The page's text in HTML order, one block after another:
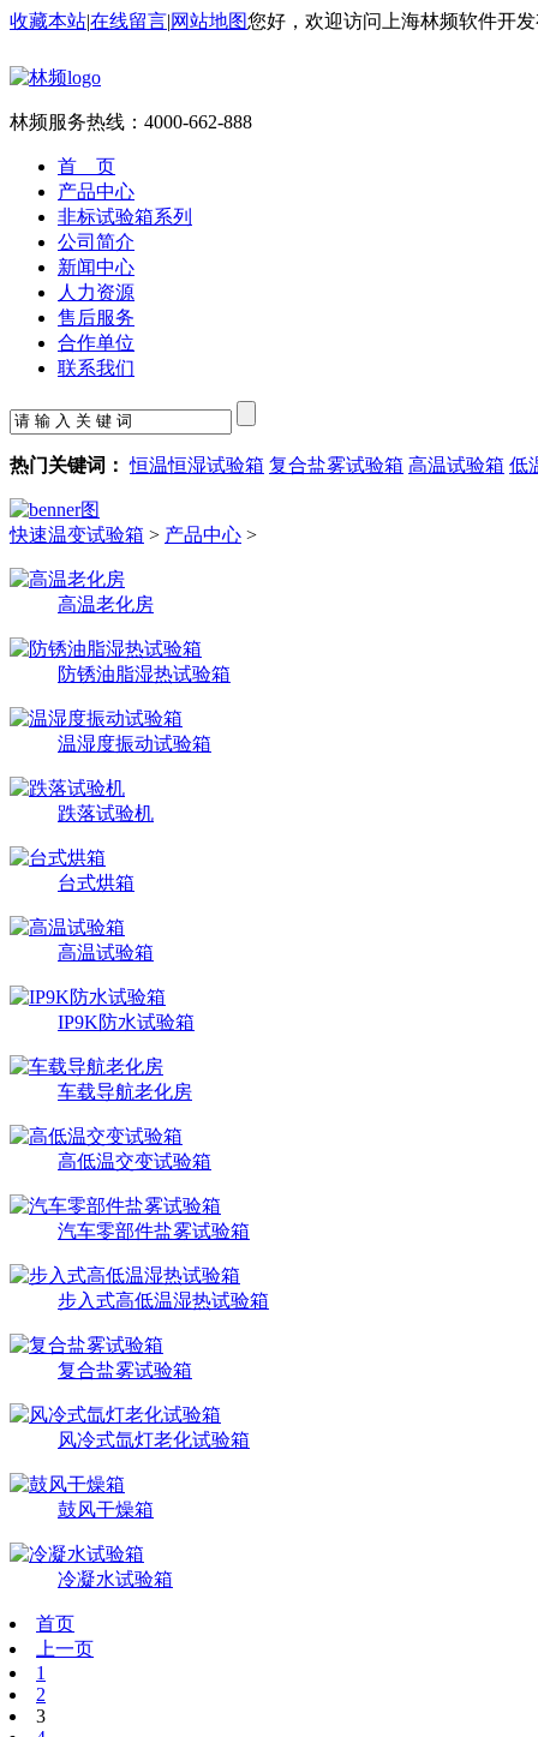
收藏本站|在线留言|网站地图您好，欢迎访问上海林频软件开
林频服务热线： 4000-662-888
首 页
产品中心
非标试验箱系列
公司简介
新闻中心
人力资源
售后服务
合作单位
联系我们
热门关键词： 恒温恒湿试验箱 复合盐雾试验箱 高温试验箱 低
快速温变试验箱 > 产品中心 >
高温老化房
防锈油脂湿热试验箱
温湿度振动试验箱
跌落试验机
台式烘箱
高温试验箱
IP9K防水试验箱
车载导航老化房
高低温交变试验箱
汽车零部件盐雾试验箱
步入式高低温湿热试验箱
复合盐雾试验箱
风冷式氙灯老化试验箱
鼓风干燥箱
冷凝水试验箱
首页
上一页
1
2
3